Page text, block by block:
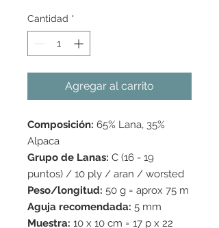
Cantidad *
Agregar al carrito
Composición: 65% Lana, 35%
Alpaca
Grupo de Lanas: C (16 - 19
puntos) / 10 ply / aran / worsted
Peso/longitud: 50 g = aprox 75 m
Aguja recomendada: 5 mm
Muestra: 10 x 10 cm = 17 p x 22